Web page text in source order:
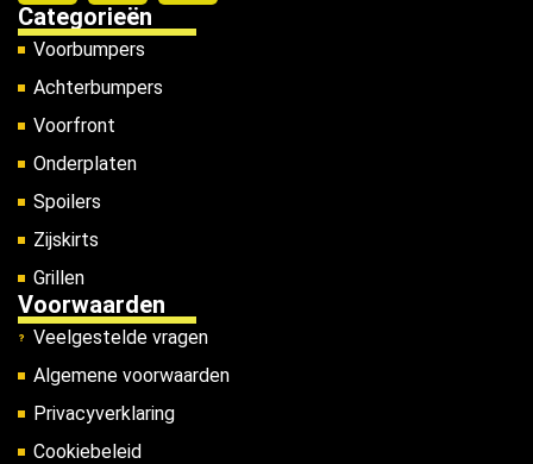
Categorieën
Voorbumpers
Achterbumpers
Voorfront
Onderplaten
Spoilers
Zijskirts
Grillen
Voorwaarden
Veelgestelde vragen
Algemene voorwaarden
Privacyverklaring
Cookiebeleid